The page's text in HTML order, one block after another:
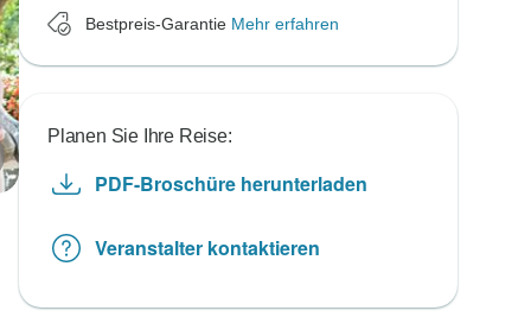
Bestpreis-Garantie Mehr erfahren
Planen Sie Ihre Reise:
PDF-Broschüre herunterladen
Veranstalter kontaktieren